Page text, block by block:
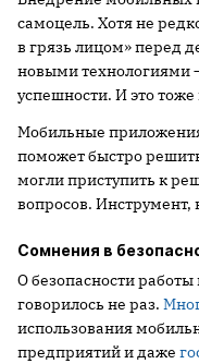
самоцель. Хотя не
в грязь лицом» перед
новыми технологиями
успешности. И это тоже
Мобильные
поможет быстро
могли приступить к
вопросов. Инструмент,
Сомнения в
О безопасности
говорилось не раз.
использования
предприятий и даже